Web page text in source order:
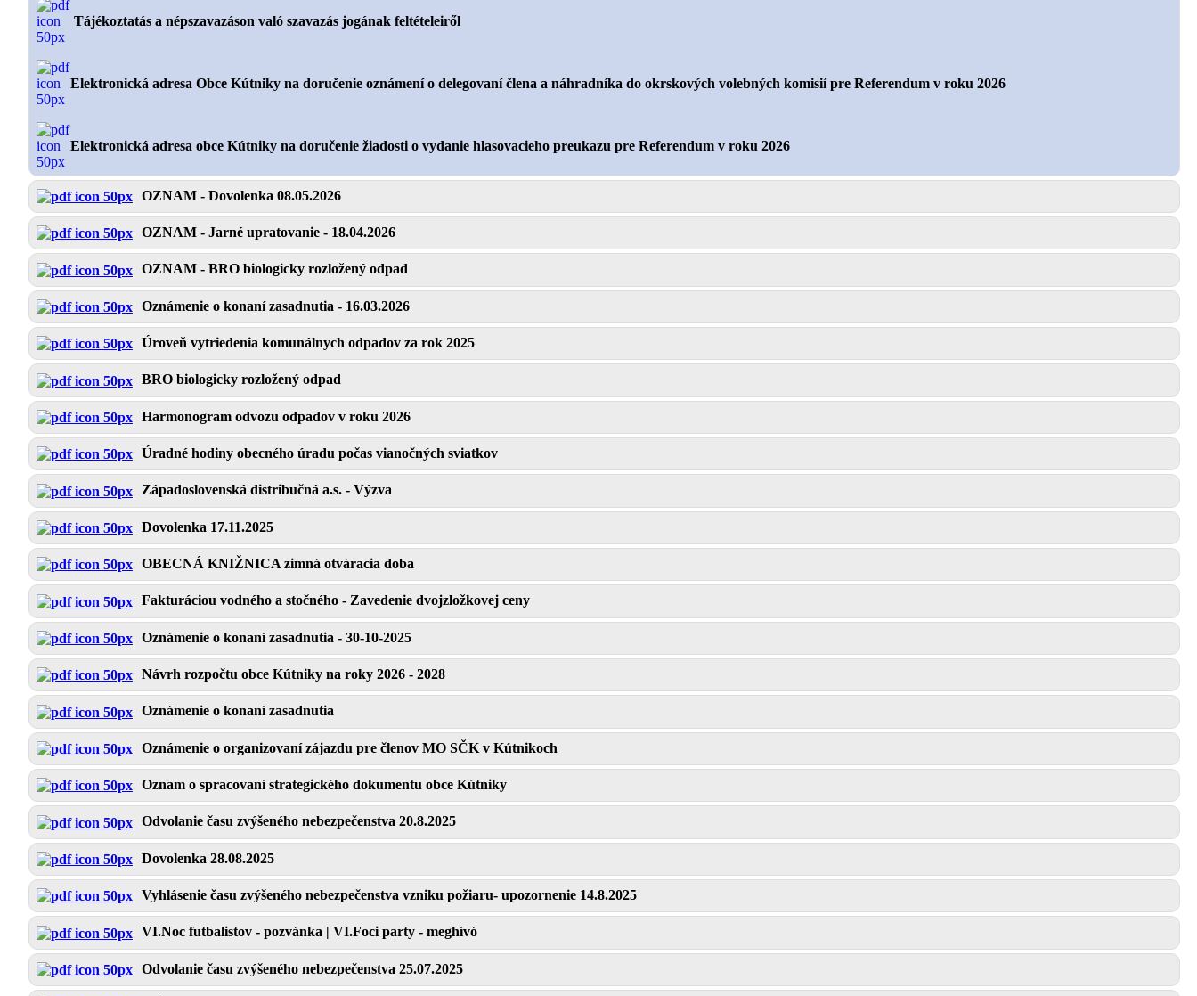
Tájékoztatás a népszavazáson való szavazás jogának feltételeiről
Elektronická adresa Obce Kútniky na doručenie oznámení o delegovaní člena a náhradníka do okrskových volebných komisií pre Referendum v roku 2026
Elektronická adresa obce Kútniky na doručenie žiadosti o vydanie hlasovacieho preukazu pre Referendum v roku 2026
OZNAM - Dovolenka 08.05.2026
OZNAM - Jarné upratovanie - 18.04.2026
OZNAM - BRO biologicky rozložený odpad
Oznámenie o konaní zasadnutia - 16.03.2026
Úroveň vytriedenia komunálnych odpadov za rok 2025
BRO biologicky rozložený odpad
Harmonogram odvozu odpadov v roku 2026
Úradné hodiny obecného úradu počas vianočných sviatkov
Západoslovenská distribučná a.s. - Výzva
Dovolenka 17.11.2025
OBECNÁ KNIŽNICA zimná otváracia doba
Fakturáciou vodného a stočného - Zavedenie dvojzložkovej ceny
Oznámenie o konaní zasadnutia - 30-10-2025
Návrh rozpočtu obce Kútniky na roky 2026 - 2028
Oznámenie o konaní zasadnutia
Oznámenie o organizovaní zájazdu pre členov MO SČK v Kútnikoch
Oznam o spracovaní strategického dokumentu obce Kútniky
Odvolanie času zvýšeného nebezpečenstva 20.8.2025
Dovolenka 28.08.2025
Vyhlásenie času zvýšeného nebezpečenstva vzniku požiaru- upozornenie 14.8.2025
VI.Noc futbalistov - pozvánka | VI.Foci party - meghívó
Odvolanie času zvýšeného nebezpečenstva 25.07.2025